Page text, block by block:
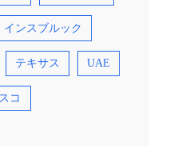
インスブルック
テキサス UAE
コ